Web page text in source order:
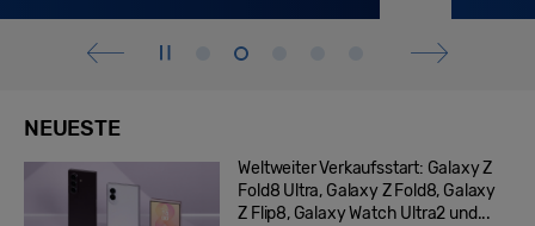
NEUESTE
Weltweiter Verkaufsstart: Galaxy Z
Fold8 Ultra, Galaxy Z Fold8, Galaxy
Z Flip8, Galaxy Watch Ultra2 und...